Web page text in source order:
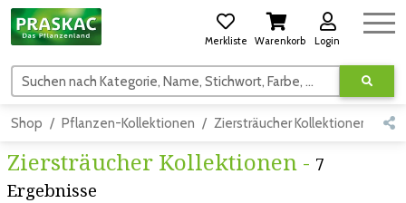
Merkliste Warenkorb Login
Suchen nach Kategorie, Name, Stichwort, Farbe, usw.
Shop Pflanzen-Kollektionen Ziersträucher Kollektionen
Ziersträucher Kollektionen - 7
Ergebnisse